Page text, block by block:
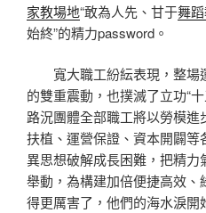
家教場地“敢為人先、甘于舞
始終”的精力password。
寬大職工紛紜表現，整場
的雙重震動，也撲滅了立功“
路況團體全部職工將以勞模
扶植、運營保證、資本開闢
異思想破解成長困難，把精
舉動，為構建加倍便捷高效
得更厲害了，他們的海水淚